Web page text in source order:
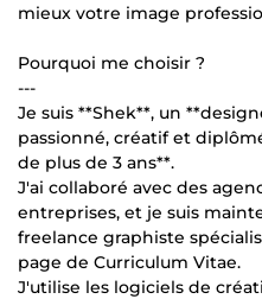
mieux votre image
Pourquoi me choisir ?
---
Je suis **Shek**, un
passionné, créatif et
de plus de 3 ans**.
J'ai collaboré avec des
entreprises, et je suis
freelance graphiste
page de Curriculum Vitae.
J'utilise les logiciels de